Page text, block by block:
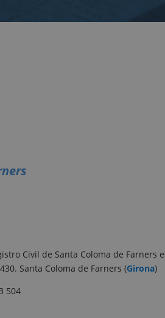
Civil de Santa Coloma de Farners
Santa Coloma de Farners (Girona)
504